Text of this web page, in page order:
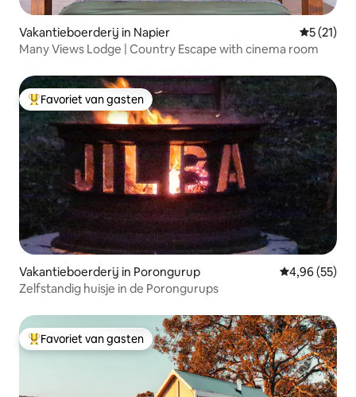
Vakantieboerderij in Napier
5 (21)
Many Views Lodge | Country Escape with cinema room
Topfavoriet van gasten
Favoriet van gasten
Vakantieboerderij in Porongurup Gemiddelde
4,96 (55)
Zelfstandig huisje in de Porongurups
Topfavoriet van gasten
Favoriet van gasten